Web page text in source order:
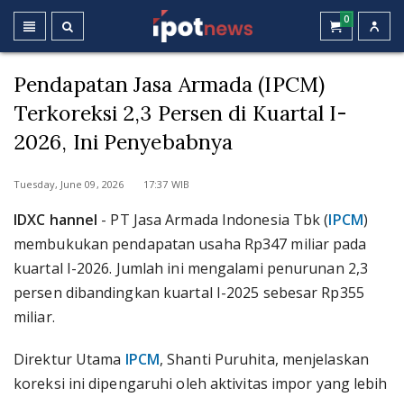
0
Pendapatan Jasa Armada (IPCM)
Terkoreksi 2,3 Persen di Kuartal I-
2026, Ini Penyebabnya
Tuesday, June 09, 2026 17:37 WIB
IDXC hannel - PT Jasa Armada Indonesia Tbk (IPCM)
membukukan pendapatan usaha Rp347 miliar pada
kuartal I-2026. Jumlah ini mengalami penurunan 2,3
persen dibandingkan kuartal I-2025 sebesar Rp355
miliar.
Direktur Utama IPCM, Shanti Puruhita, menjelaskan
koreksi ini dipengaruhi oleh aktivitas impor yang lebih